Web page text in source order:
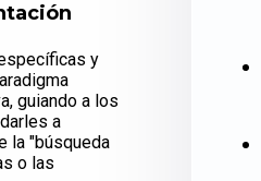
y
guiando a los
a
la "búsqueda
o las